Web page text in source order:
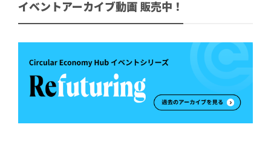
イベントアーカイブ動画 販売中！